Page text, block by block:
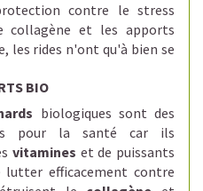
contre le stress
collagène et les apports
les rides n'ont qu'à bien se
BIO
biologiques sont des
pour la santé car ils
vitamines et de puissants
lutter efficacement contre